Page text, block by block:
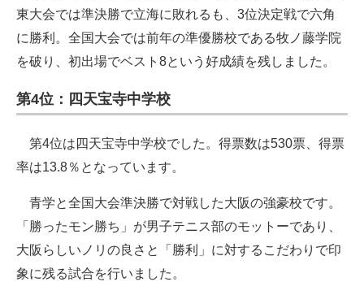
東大会では準決勝で立海に敗れるも、3位決定戦で六角
に勝利。全国大会では前年の準優勝校である牧ノ藤学院
を破り、初出場でベスト8という好成績を残しました。
第4位：四天宝寺中学校
第4位は四天宝寺中学校でした。得票数は530票、得票
率は13.8％となっています。
青学と全国大会準決勝で対戦した大阪の強豪校です。
「勝ったモン勝ち」が男子テニス部のモットーであり、
大阪らしいノリの良さと「勝利」に対するこだわりで印
象に残る試合を行いました。